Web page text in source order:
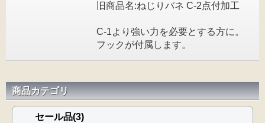
旧商品名:ねじりバネ C-2点付加工
C-1より強い力を必要とする方に。
フックが付属します。
商品カテゴリ
セール品(3)